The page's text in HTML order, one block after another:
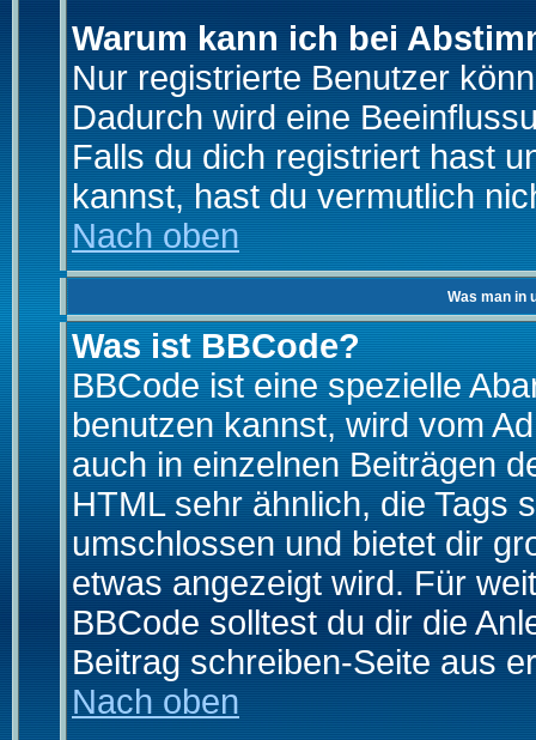
Warum kann ich bei
Nur registrierte Benutzer
Dadurch wird eine
Falls du dich registriert hast
kannst, hast du vermutlich
Nach oben
Was man in
Was ist BBCode?
BBCode ist eine spezielle
benutzen kannst, wird vom
auch in einzelnen Beiträgen
HTML sehr ähnlich, die Tags
umschlossen und bietet dir
etwas angezeigt wird. Für
BBCode solltest du dir die
Beitrag schreiben-Seite aus
Nach oben